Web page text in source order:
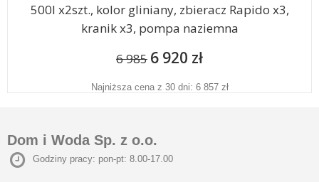
500l x2szt., kolor gliniany, zbieracz Rapido x3,
kranik x3, pompa naziemna
6 985 6 920 zł
Najniższa cena z 30 dni: 6 857 zł
Dom i Woda Sp. z o.o.
Godziny pracy: pon-pt: 8.00-17.00